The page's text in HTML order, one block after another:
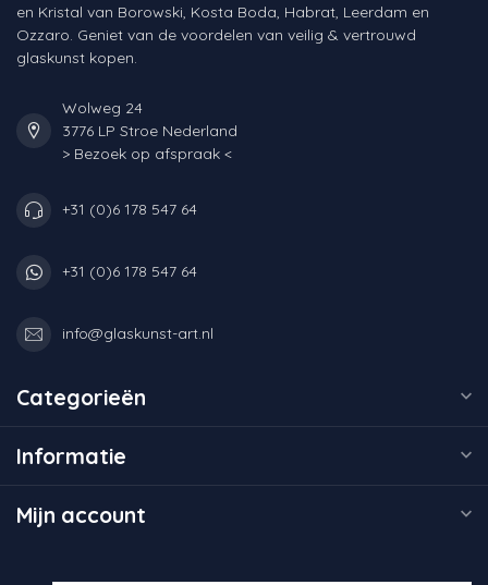
en Kristal van Borowski, Kosta Boda, Habrat, Leerdam en
Ozzaro. Geniet van de voordelen van veilig & vertrouwd
glaskunst kopen.
Wolweg 24
3776 LP Stroe Nederland
> Bezoek op afspraak <
+31 (0)6 178 547 64
+31 (0)6 178 547 64
info@glaskunst-art.nl
Categorieën
Informatie
Mijn account